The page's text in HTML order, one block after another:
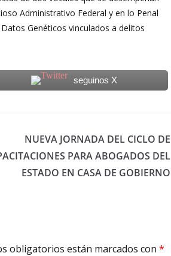
Administrativo Federal y en lo Penal
Genéticos vinculados a delitos
seguinos X
NUEVA JORNADA DEL CICLO DE
PARA ABOGADOS DEL
ESTADO EN CASA DE GOBIERNO
obligatorios están marcados con *